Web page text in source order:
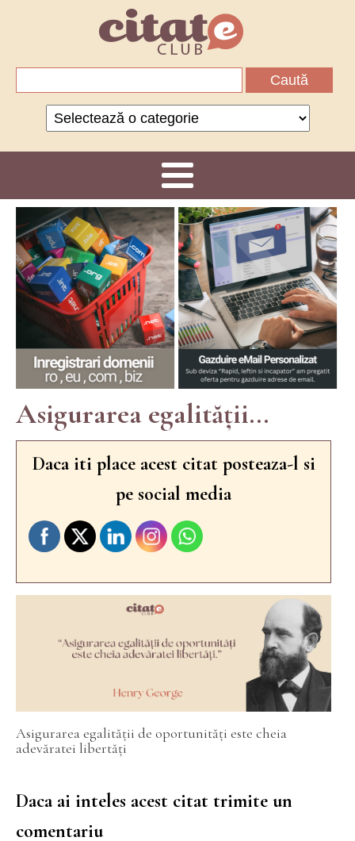
Categorii
Asigurarea egalității...
Daca iti place acest citat posteaza-l si
pe social media
Asigurarea egalității de oportunități este cheia
adevăratei libertăți
Daca ai inteles acest citat trimite un
comentariu